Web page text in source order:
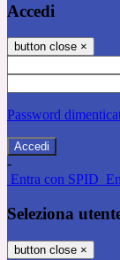
Accedi
button close ×
Password
-
Entra con SPID
Seleziona
button close ×